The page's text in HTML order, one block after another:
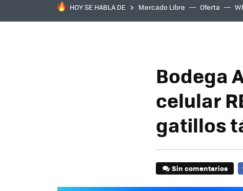
HOY SE HABLA DE Mercado Libre Oferta
Bodega
celular
gatillos
Sin comentarios